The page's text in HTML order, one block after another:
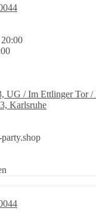
UG / Im Ettlinger Tor
Karlsruhe